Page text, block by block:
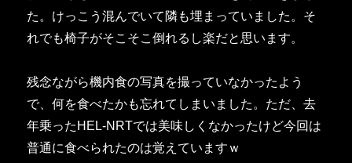
た。けっこう混んでいて隣も埋まっていました。そ
れでも椅子がそこそこ倒れるし楽だと思います。
残念ながら機内食の写真を撮っていなかったよう
で、何を食べたかも忘れてしまいました。ただ、去
年乗ったHEL-NRTでは美味しくなかったけど今回は
普通に食べられたのは覚えていますｗ